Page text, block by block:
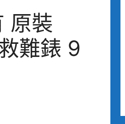
原裝
難錶 9